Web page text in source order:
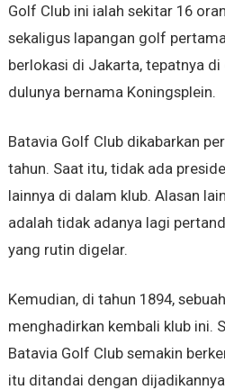
Golf Club ini ialah sekitar 16
sekaligus lapangan golf
berlokasi di Jakarta, tepatnya di
dulunya bernama Koningsplein.
Batavia Golf Club dikabarkan
tahun. Saat itu, tidak ada
lainnya di dalam klub. Alasan
adalah tidak adanya lagi
yang rutin digelar.
Kemudian, di tahun 1894,
menghadirkan kembali klub ini.
Batavia Golf Club semakin
itu ditandai dengan